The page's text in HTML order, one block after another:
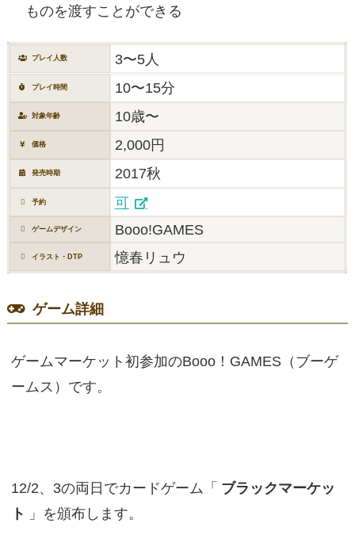
ものを渡すことができる
プレイ人数 3〜5人
プレイ時間 10〜15分
対象年齢 10歳〜
価格 2,000円
発売時期 2017秋
予約 可
ゲームデザイン Booo!GAMES
イラスト・DTP 憶春リュウ
ゲーム詳細
ゲームマーケット初参加のBooo！GAMES（ブーゲ
ームス）です。
12/2、3の両日でカードゲーム「 ブラックマーケッ
ト
」を頒布します。